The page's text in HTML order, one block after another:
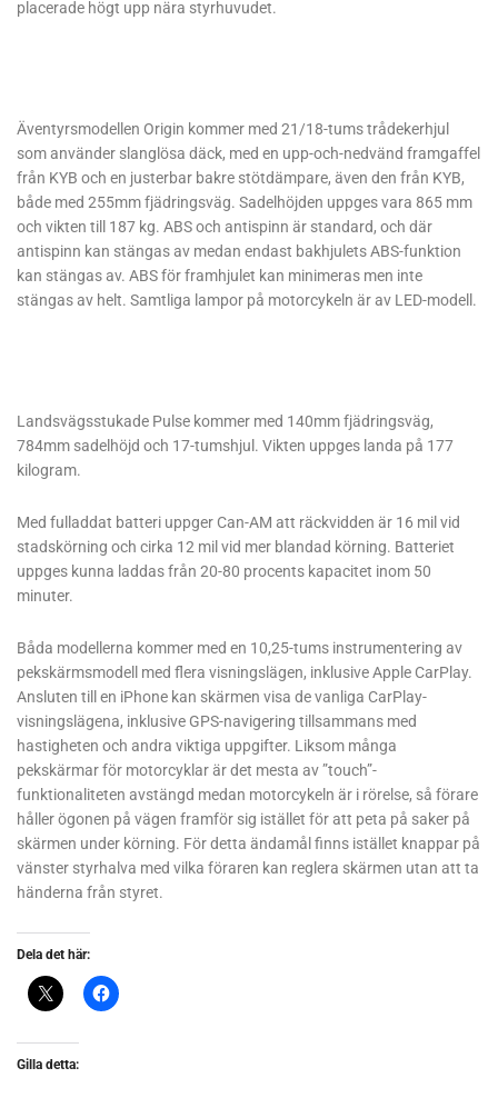
placerade högt upp nära styrhuvudet.
Äventyrsmodellen Origin kommer med 21/18-tums trådekerhjul
som använder slanglösa däck, med en upp-och-nedvänd framgaffel
från KYB och en justerbar bakre stötdämpare, även den från KYB,
både med 255mm fjädringsväg. Sadelhöjden uppges vara 865 mm
och vikten till 187 kg. ABS och antispinn är standard, och där
antispinn kan stängas av medan endast bakhjulets ABS-funktion
kan stängas av. ABS för framhjulet kan minimeras men inte
stängas av helt. Samtliga lampor på motorcykeln är av LED-modell.
Landsvägsstukade Pulse kommer med 140mm fjädringsväg,
784mm sadelhöjd och 17-tumshjul. Vikten uppges landa på 177
kilogram.
Med fulladdat batteri uppger Can-AM att räckvidden är 16 mil vid
stadskörning och cirka 12 mil vid mer blandad körning. Batteriet
uppges kunna laddas från 20-80 procents kapacitet inom 50
minuter.
Båda modellerna kommer med en 10,25-tums instrumentering av
pekskärmsmodell med flera visningslägen, inklusive Apple CarPlay.
Ansluten till en iPhone kan skärmen visa de vanliga CarPlay-
visningslägena, inklusive GPS-navigering tillsammans med
hastigheten och andra viktiga uppgifter. Liksom många
pekskärmar för motorcyklar är det mesta av ”touch”-
funktionaliteten avstängd medan motorcykeln är i rörelse, så förare
håller ögonen på vägen framför sig istället för att peta på saker på
skärmen under körning. För detta ändamål finns istället knappar på
vänster styrhalva med vilka föraren kan reglera skärmen utan att ta
händerna från styret.
Dela det här:
Gilla detta: